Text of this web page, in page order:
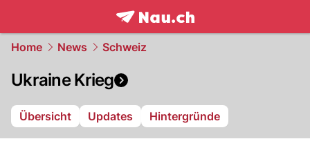
frontpage.NAU.ch
Home News Schweiz
Ukraine Krieg
Übersicht Updates Hintergründe